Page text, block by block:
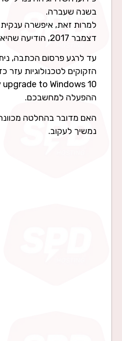
בשנה שעברה.
למרות זאת, איפשרה
דצמבר 2017, הודיעה שהיא מתכוונת לסגור את 'הפירצה' הזה ב-31 בדצמבר.
עד לרגע פרסום הכתבה,
ההפעלה למחשבכם.
האם מדובר בהחלטה
נמשיך לעקוב.